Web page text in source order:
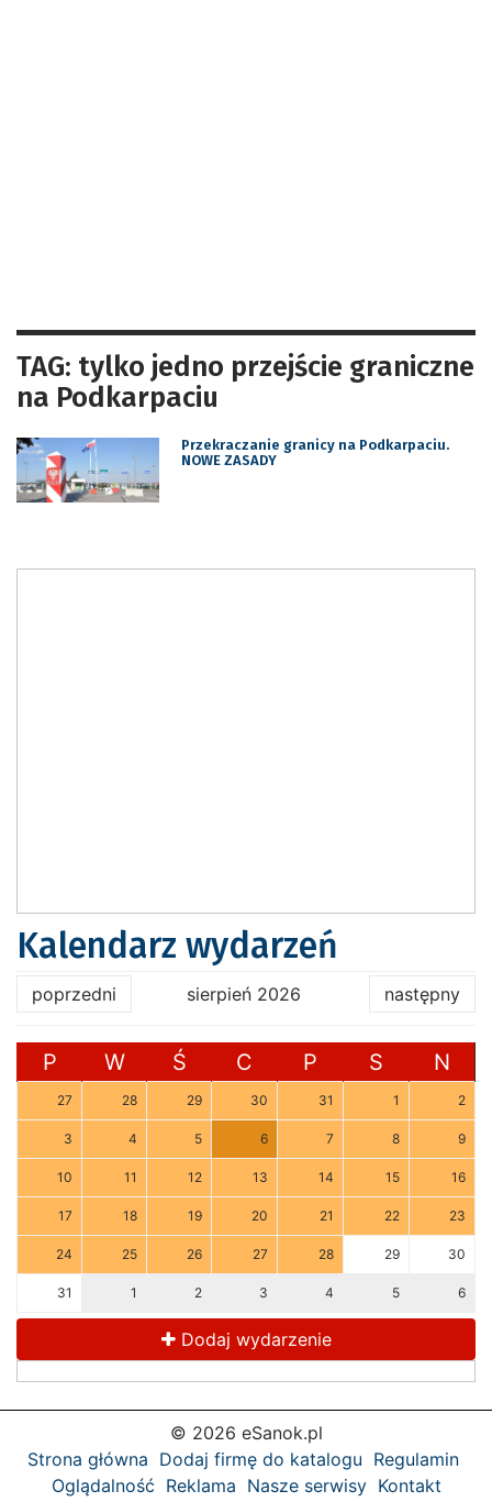
TAG: tylko jedno przejście graniczne
na Podkarpaciu
Przekraczanie granicy na Podkarpaciu.
NOWE ZASADY
Kalendarz wydarzeń
poprzedni sierpień 2026 następny
P W Ś C P S N
27 28 29 30 31 1 2
3 4 5 6 7 8 9
10 11 12 13 14 15 16
17 18 19 20 21 22 23
24 25 26 27 28 29 30
31 1 2 3 4 5 6
Dodaj wydarzenie
© 2026 eSanok.pl
Strona główna Dodaj firmę do katalogu Regulamin
Oglądalność Reklama Nasze serwisy Kontakt